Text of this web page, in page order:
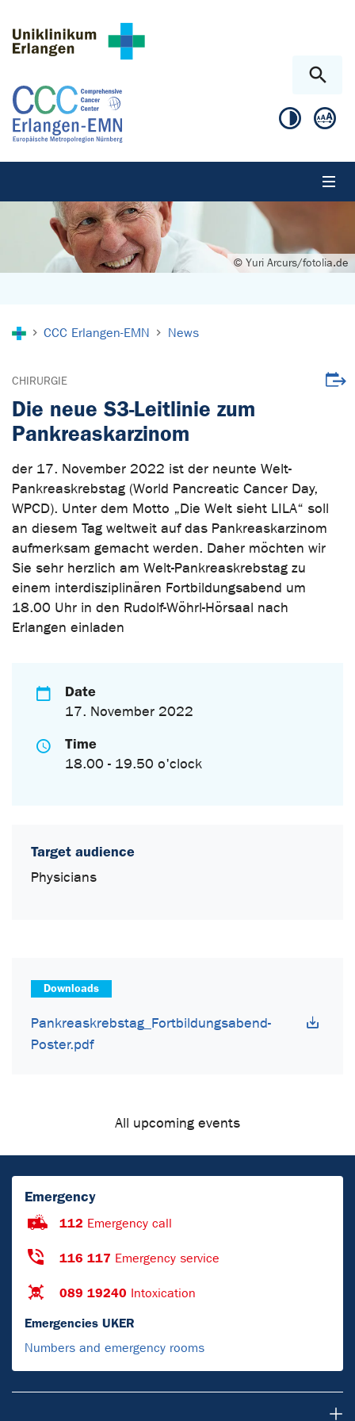
© Yuri Arcurs/fotolia.de
CCC Erlangen-EMN News
CHIRURGIE
Die neue S3-Leitlinie zum
Pankreaskarzinom
der 17. November 2022 ist der neunte Welt-
Pankreaskrebstag (World Pancreatic Cancer Day,
WPCD). Unter dem Motto „Die Welt sieht LILA“ soll
an diesem Tag weltweit auf das Pankreaskarzinom
aufmerksam gemacht werden. Daher möchten wir
Sie sehr herzlich am Welt-Pankreaskrebstag zu
einem interdisziplinären Fortbildungsabend um
18.00 Uhr in den Rudolf-Wöhrl-Hörsaal nach
Erlangen einladen
Date
17. November 2022
Time
18.00 - 19.50 o'clock
Target audience
Physicians
Downloads
Pankreaskrebstag_Fortbildungsabend-
Poster.pdf
All upcoming events
Emergency
112 Emergency call
116 117 Emergency service
089 19240 Intoxication
Emergencies UKER
Numbers and emergency rooms